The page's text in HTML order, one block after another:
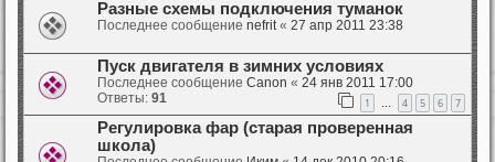
Разные схемы подключения туманок
Последнее сообщение nefrit« 27 апр 2011 23:38
Пуск двигателя в зимних условиях
Последнее сообщение Canon « 24 янв 2011 17:00
Ответы: 91 1 4 5 6 7
Регулировка фар (старая проверенная
школа)